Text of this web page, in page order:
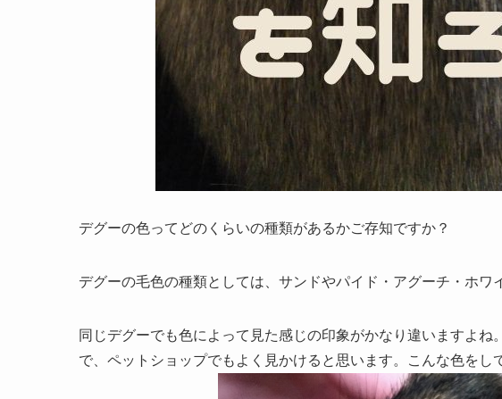
デグーの色ってどのくらいの種類があるかご存知ですか？
デグーの毛色の種類としては、サンドやパイド・アグーチ・ホワ
同じデグーでも色によって見た感じの印象がかなり違いますよ
で、ペットショップでもよく見かけると思います。こんな色をし